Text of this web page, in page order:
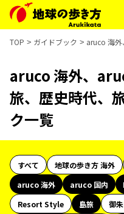
TOP ガイドブック aruco 海
aruco 海外、
旅、歴史時代、
ク一覧
すべて 地球の歩き方 海外
aruco 海外
aruco 国内
Resort Style
島旅 御